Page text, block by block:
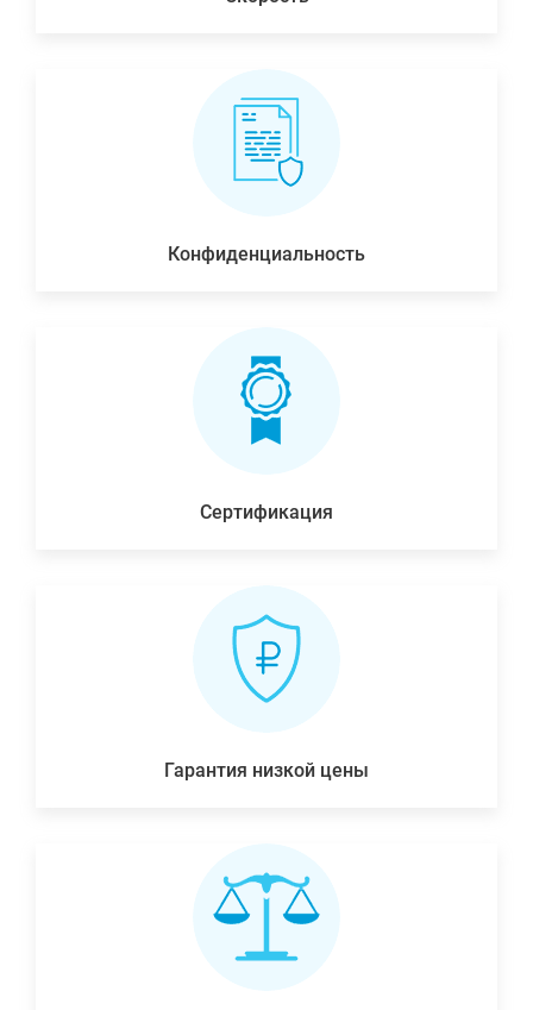
Конфиденциальность
Сертификация
Гарантия низкой цены